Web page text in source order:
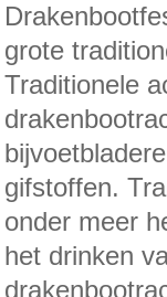
grote
Traditionele
gifstoffen.
onder meer
het drinken